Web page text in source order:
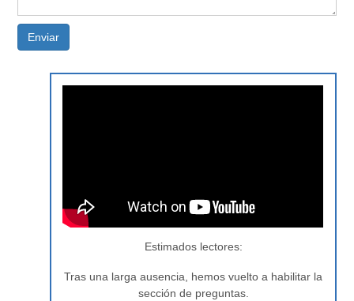
Enviar
Estimados lectores:
Tras una larga ausencia, hemos vuelto a habilitar la
sección de preguntas.